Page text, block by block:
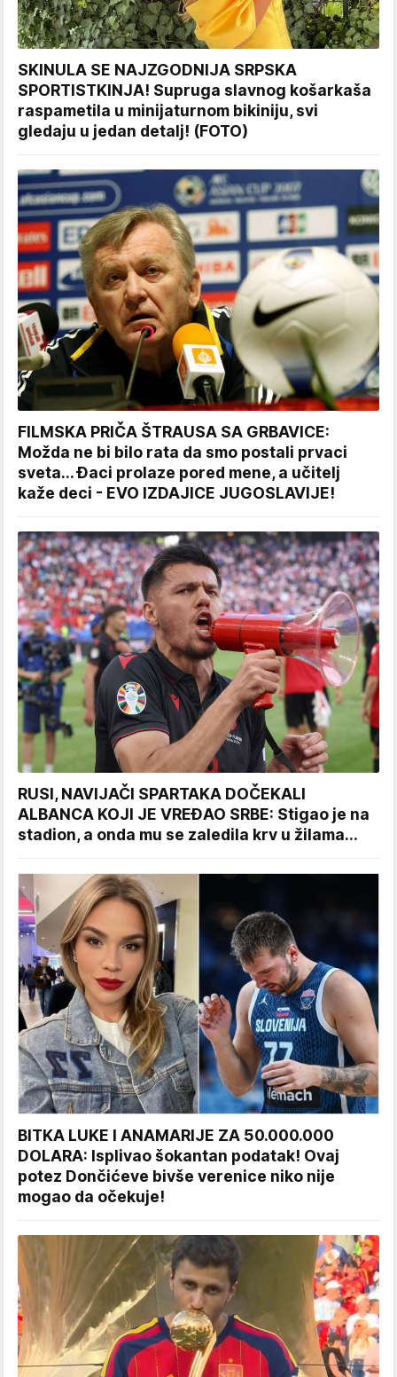
SKINULA SE NAJZGODNIJA SRPSKA
SPORTISTKINJA! Supruga slavnog košarkaša
raspametila u minijaturnom bikiniju, svi
gledaju u jedan detalj! (FOTO)
FILMSKA PRIČA ŠTRAUSA SA GRBAVICE:
Možda ne bi bilo rata da smo postali prvaci
sveta... Đaci prolaze pored mene, a učitelj
kaže deci - EVO IZDAJICE JUGOSLAVIJE!
RUSI, NAVIJAČI SPARTAKA DOČEKALI
ALBANCA KOJI JE VREĐAO SRBE: Stigao je na
stadion, a onda mu se zaledila krv u žilama...
BITKA LUKE I ANAMARIJE ZA 50.000.000
DOLARA: Isplivao šokantan podatak! Ovaj
potez Dončićeve bivše verenice niko nije
mogao da očekuje!